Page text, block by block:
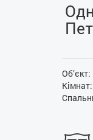
Об’єкт:
Кімнат: